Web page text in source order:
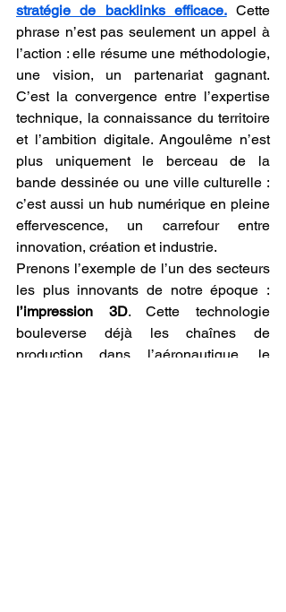
stratégie de backlinks efficace. Cette
phrase n’est pas seulement un appel à
l’action : elle résume une méthodologie,
une vision, un partenariat gagnant.
C’est la convergence entre l’expertise
technique, la connaissance du territoire
et l’ambition digitale. Angoulême n’est
plus uniquement le berceau de la
bande dessinée ou une ville culturelle :
c’est aussi un hub numérique en pleine
effervescence, un carrefour entre
innovation, création et industrie.
Prenons l’exemple de l’un des secteurs
l’impression 3D. Cette technologie
bouleverse déjà les chaînes de
production dans l’aéronautique, le